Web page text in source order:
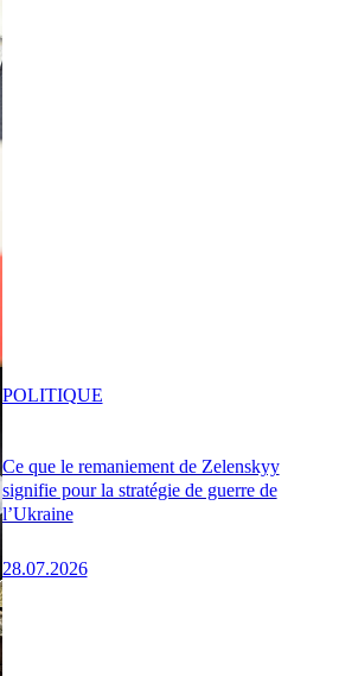
Ce que le remaniement de Zelenskyy
signifie pour la stratégie de guerre de
l’Ukraine
28.07.2026
POLITIQUE